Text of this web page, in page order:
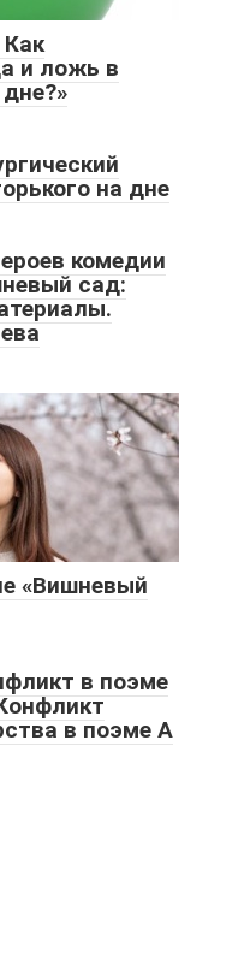
Как
и ложь в
на дне
комедии
сад:
«Вишневый
в поэме
в поэме А